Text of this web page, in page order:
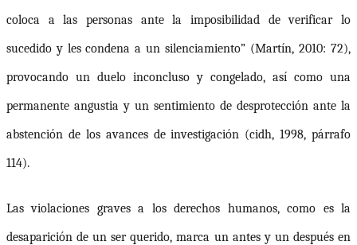
coloca a las personas ante la imposibilidad de verificar lo
sucedido y les condena a un silenciamiento” (Martín, 2010: 72),
provocando un duelo inconcluso y congelado, así como una
permanente angustia y un sentimiento de desprotección ante la
abstención de los avances de investigación (cidh, 1998, párrafo
114).
Las violaciones graves a los derechos humanos, como es la
desaparición de un ser querido, marca un antes y un después en